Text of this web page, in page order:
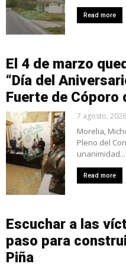
Read more
El 4 de marzo
“Día del
Fuerte de Cóporo
7 agosto, 2026
Morelia,
Pleno del
unanimidad...
Read more
Escuchar a las
paso para
Piña